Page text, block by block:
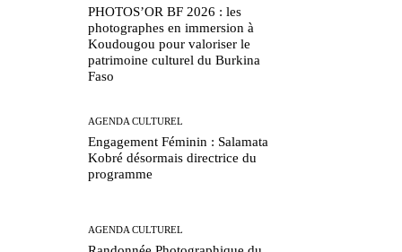
PHOTOS’OR BF 2026 : les
photographes en immersion à
Koudougou pour valoriser le
patrimoine culturel du Burkina
Faso
AGENDA CULTUREL
Engagement Féminin : Salamata
Kobré désormais directrice du
programme
AGENDA CULTUREL